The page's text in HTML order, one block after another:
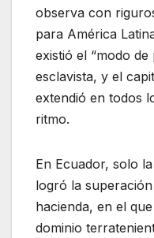
observa con
para América
existió el “modo
esclavista, y el
extendió en todos
ritmo.
En Ecuador, solo
logró la
hacienda, en el
dominio